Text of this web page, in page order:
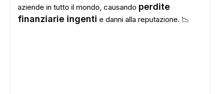
aziende in tutto il mondo, causando perdite
finanziarie ingenti e danni alla reputazione. 📉